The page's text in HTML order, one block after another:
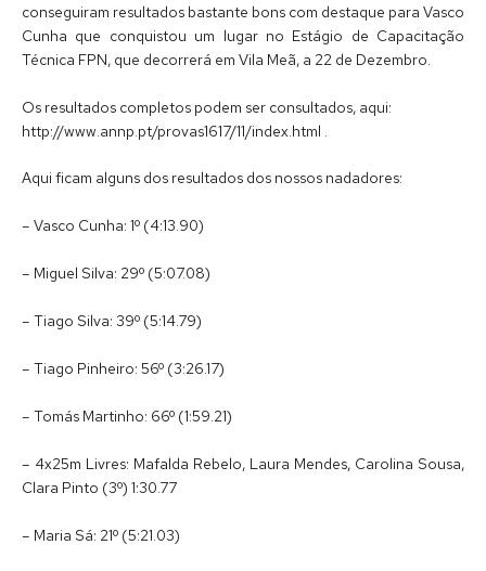
conseguiram resultados bastante bons com destaque para Vasco
Cunha que conquistou um lugar no Estágio de Capacitação
Técnica FPN, que decorrerá em Vila Meã, a 22 de Dezembro.
Os resultados completos podem ser consultados, aqui:
http://www.annp.pt/provas1617/11/index.html .
Aqui ficam alguns dos resultados dos nossos nadadores:
– Vasco Cunha: 1º (4:13.90)
– Miguel Silva: 29º (5:07.08)
– Tiago Silva: 39º (5:14.79)
– Tiago Pinheiro: 56º (3:26.17)
– Tomás Martinho: 66º (1:59.21)
– 4x25m Livres: Mafalda Rebelo, Laura Mendes, Carolina Sousa,
Clara Pinto (3º) 1:30.77
– Maria Sá: 21º (5:21.03)